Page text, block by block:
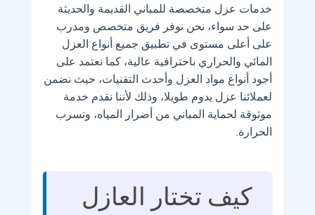
خدمات عزل متخصصة للمباني القديمة والحديثة
على حد سواء، نحن نوفر فريق متخصص ومدرب
على أعلى مستوى في تطبيق جميع أنواع العزل
المائي والحراري باحترافية عالية، كما نعتمد على
أجود أنواع مواد العزل وأحدث التقنيات، حيث نضمن
لعملائنا عزل يدوم طويلا، وذلك لأننا نقدم خدمة
موثوقة لحماية المباني من أضرار المياه، وتسرب
الحرارة.
كيف تختار العازل